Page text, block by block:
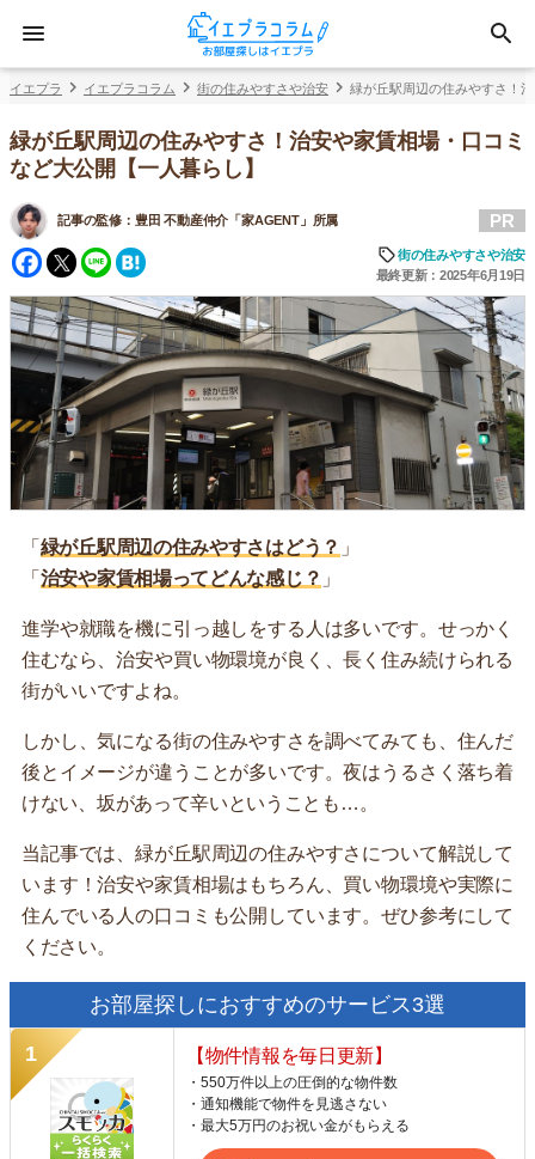
イエプラ イエプラコラム 街の住みやすさや治安 緑が丘駅周辺の住みやすさ！
緑が丘駅周辺の住みやすさ！治安や家賃相場・口コミ
など大公開【一人暮らし】
記事の監修： 豊田 不動産仲介「家AGENT」所属
Facebook
Twitter
Line
PR
街の住みやすさや治安
最終更新：2025年6月19日
「 緑が丘駅周辺の住みやすさはどう？ 」
「 治安や家賃相場ってどんな感じ？ 」
進学や就職を機に引っ越しをする人は多いです。せっかく
住むなら、治安や買い物環境が良く、長く住み続けられる
街がいいですよね。
しかし、気になる街の住みやすさを調べてみても、住んだ
後とイメージが違うことが多いです。夜はうるさく落ち着
けない、坂があって辛いということも…。
当記事では、緑が丘駅周辺の住みやすさについて解説して
います！治安や家賃相場はもちろん、買い物環境や実際に
住んでいる人の口コミも公開しています。ぜひ参考にして
ください。
お部屋探しにおすすめのサービス3選
【物件情報を毎日更新】
・550万件以上の圧倒的な物件数
・通知機能で物件を見逃さない
・最大5万円のお祝い金がもらえる